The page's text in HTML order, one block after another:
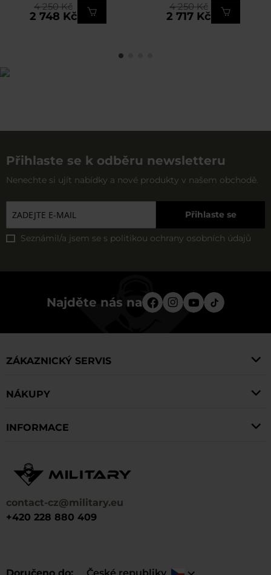
2 748 Kč
4 250 Kč
2 717 Kč
4 250 Kč
Přihlaste se k odběru newsletteru
Nenechte si ujít nabídky a nové produkty v našem obchodě.
Přihlaste se
Seznámil/a jsem se s politikou ochrany osobních údajů
Najděte nás na
contact-cz@military.eu
+420 228 880 409
ZÁKAZNICKÝ SERVIS
NÁKUPY
INFORMACE